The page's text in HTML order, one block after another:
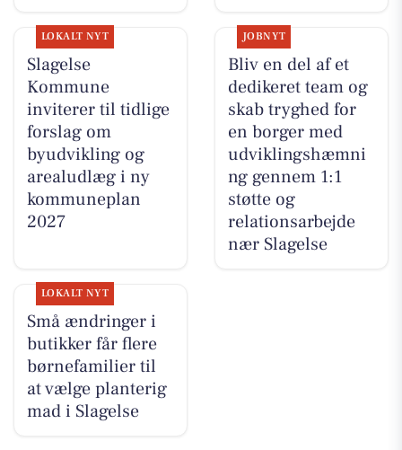
LOKALT NYT
Slagelse
Kommune
inviterer til tidlige
forslag om
byudvikling og
arealudlæg i ny
kommuneplan
2027
JOBNYT
Bliv en del af et
dedikeret team og
skab tryghed for
en borger med
udviklingshæmni
ng gennem 1:1
støtte og
relationsarbejde
nær Slagelse
LOKALT NYT
Små ændringer i
butikker får flere
børnefamilier til
at vælge planterig
mad i Slagelse